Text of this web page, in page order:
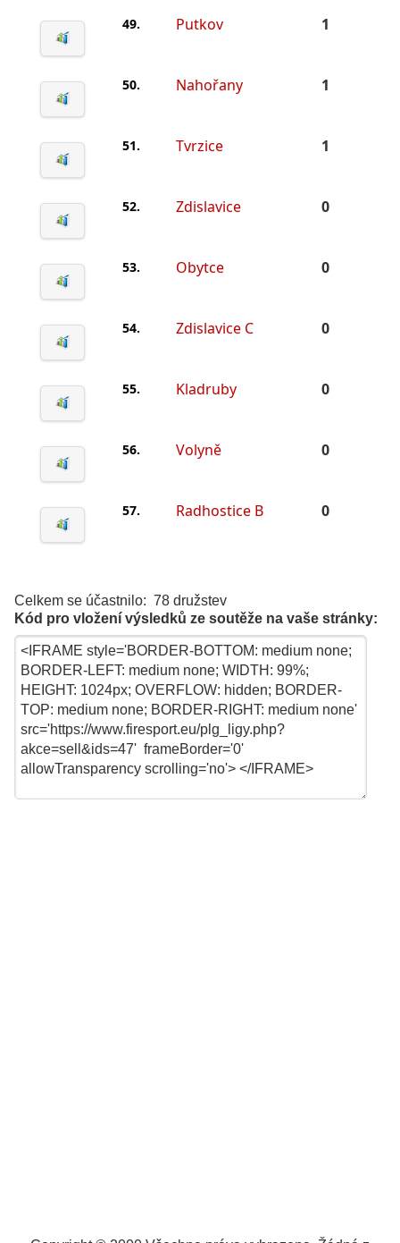
49. Putkov 1
50. Nahořany 1
51. Tvrzice 1
52. Zdislavice 0
53. Obytce 0
54. Zdislavice C 0
55. Kladruby 0
56. Volyně 0
57. Radhostice B 0
Celkem se účastnilo: 78 družstev
Kód pro vložení výsledků ze soutěže na vaše stránky: